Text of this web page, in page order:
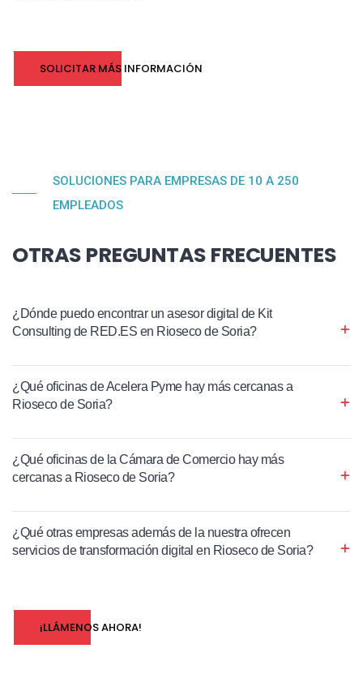
SOLICITAR MÁS INFORMACIÓN
SOLUCIONES PARA EMPRESAS DE 10 A 250
EMPLEADOS
OTRAS PREGUNTAS FRECUENTES
¿Dónde puedo encontrar un asesor digital de Kit
Consulting de RED.ES en Rioseco de Soria?
¿Qué oficinas de Acelera Pyme hay más cercanas a
Rioseco de Soria?
¿Qué oficinas de la Cámara de Comercio hay más
cercanas a Rioseco de Soria?
¿Qué otras empresas además de la nuestra ofrecen
servicios de transformación digital en Rioseco de Soria?
¡LLÁMENOS AHORA!